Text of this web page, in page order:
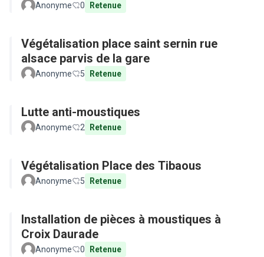
Anonyme 0 Retenue
Végétalisation place saint sernin rue
alsace parvis de la gare
Anonyme 5 Retenue
Lutte anti-moustiques
Anonyme 2 Retenue
Végétalisation Place des Tibaous
Anonyme 5 Retenue
Installation de pièces à moustiques à
Croix Daurade
Anonyme 0 Retenue